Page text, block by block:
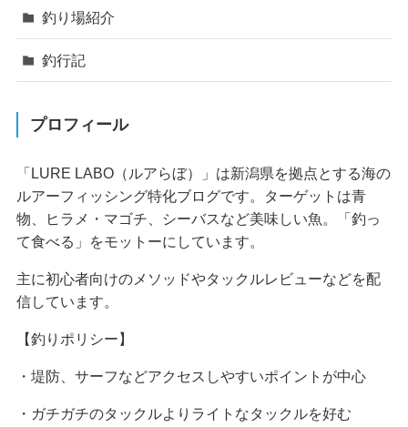
釣り場紹介
釣行記
プロフィール
「LURE LABO（ルアらぼ）」は新潟県を拠点とする海の
ルアーフィッシング特化ブログです。ターゲットは青
物、ヒラメ・マゴチ、シーバスなど美味しい魚。「釣っ
て食べる」をモットーにしています。
主に初心者向けのメソッドやタックルレビューなどを配
信しています。
【釣りポリシー】
・堤防、サーフなどアクセスしやすいポイントが中心
・ガチガチのタックルよりライトなタックルを好む